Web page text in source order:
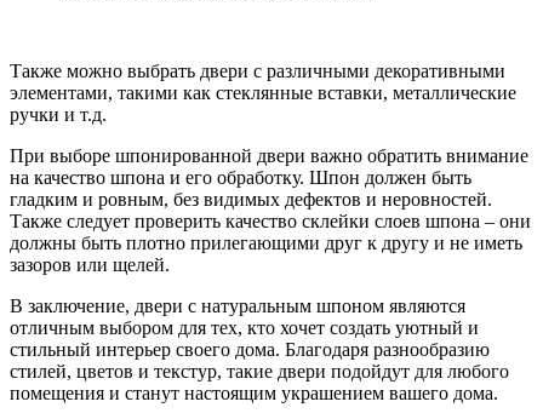
Также можно выбрать двери с различными декоративными
элементами, такими как стеклянные вставки, металлические
ручки и т.д.
При выборе шпонированной двери важно обратить внимание
на качество шпона и его обработку. Шпон должен быть
гладким и ровным, без видимых дефектов и неровностей.
Также следует проверить качество склейки слоев шпона – они
должны быть плотно прилегающими друг к другу и не иметь
зазоров или щелей.
В заключение, двери с натуральным шпоном являются
отличным выбором для тех, кто хочет создать уютный и
стильный интерьер своего дома. Благодаря разнообразию
стилей, цветов и текстур, такие двери подойдут для любого
помещения и станут настоящим украшением вашего дома.